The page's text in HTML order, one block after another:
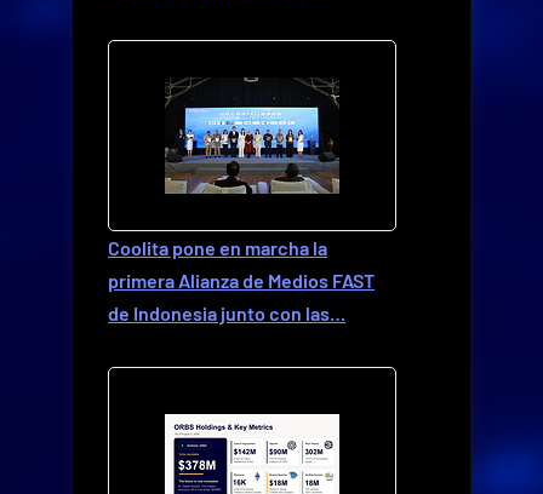
Coolita pone en marcha la
primera Alianza de Medios FAST
de Indonesia junto con las…